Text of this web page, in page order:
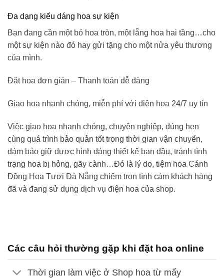
Đa dạng kiểu dáng hoa sự kiện
Bạn đang cần một bó hoa tròn, một lẵng hoa hai tầng…cho
một sự kiện nào đó hay gửi tặng cho một nửa yêu thương
của mình.
Đặt hoa đơn giản – Thanh toán dễ dàng
Giao hoa nhanh chóng, miễn phí với điện hoa 24/7 uy tín
Việc giao hoa nhanh chóng, chuyên nghiệp, đúng hẹn
cùng quá trình bảo quản tốt trong thời gian vận chuyển,
đảm bảo giữ được hình dáng thiết kế ban đầu, tránh tình
trạng hoa bị hỏng, gãy cành…Đó là lý do, tiệm hoa Cánh
Đồng Hoa Tươi Đà Nẵng chiếm trọn tình cảm khách hàng
đã và đang sử dụng dịch vụ điện hoa của shop.
Các câu hỏi thường gặp khi đặt hoa online
Thời gian làm việc ở Shop hoa từ mấy